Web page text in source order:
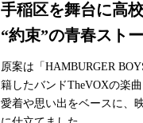
手稲区を舞台に高
“約束”の青春ストー
原案は「HAMBURGER
籍したバンドTheVOXの楽
愛着や思い出をベースに、